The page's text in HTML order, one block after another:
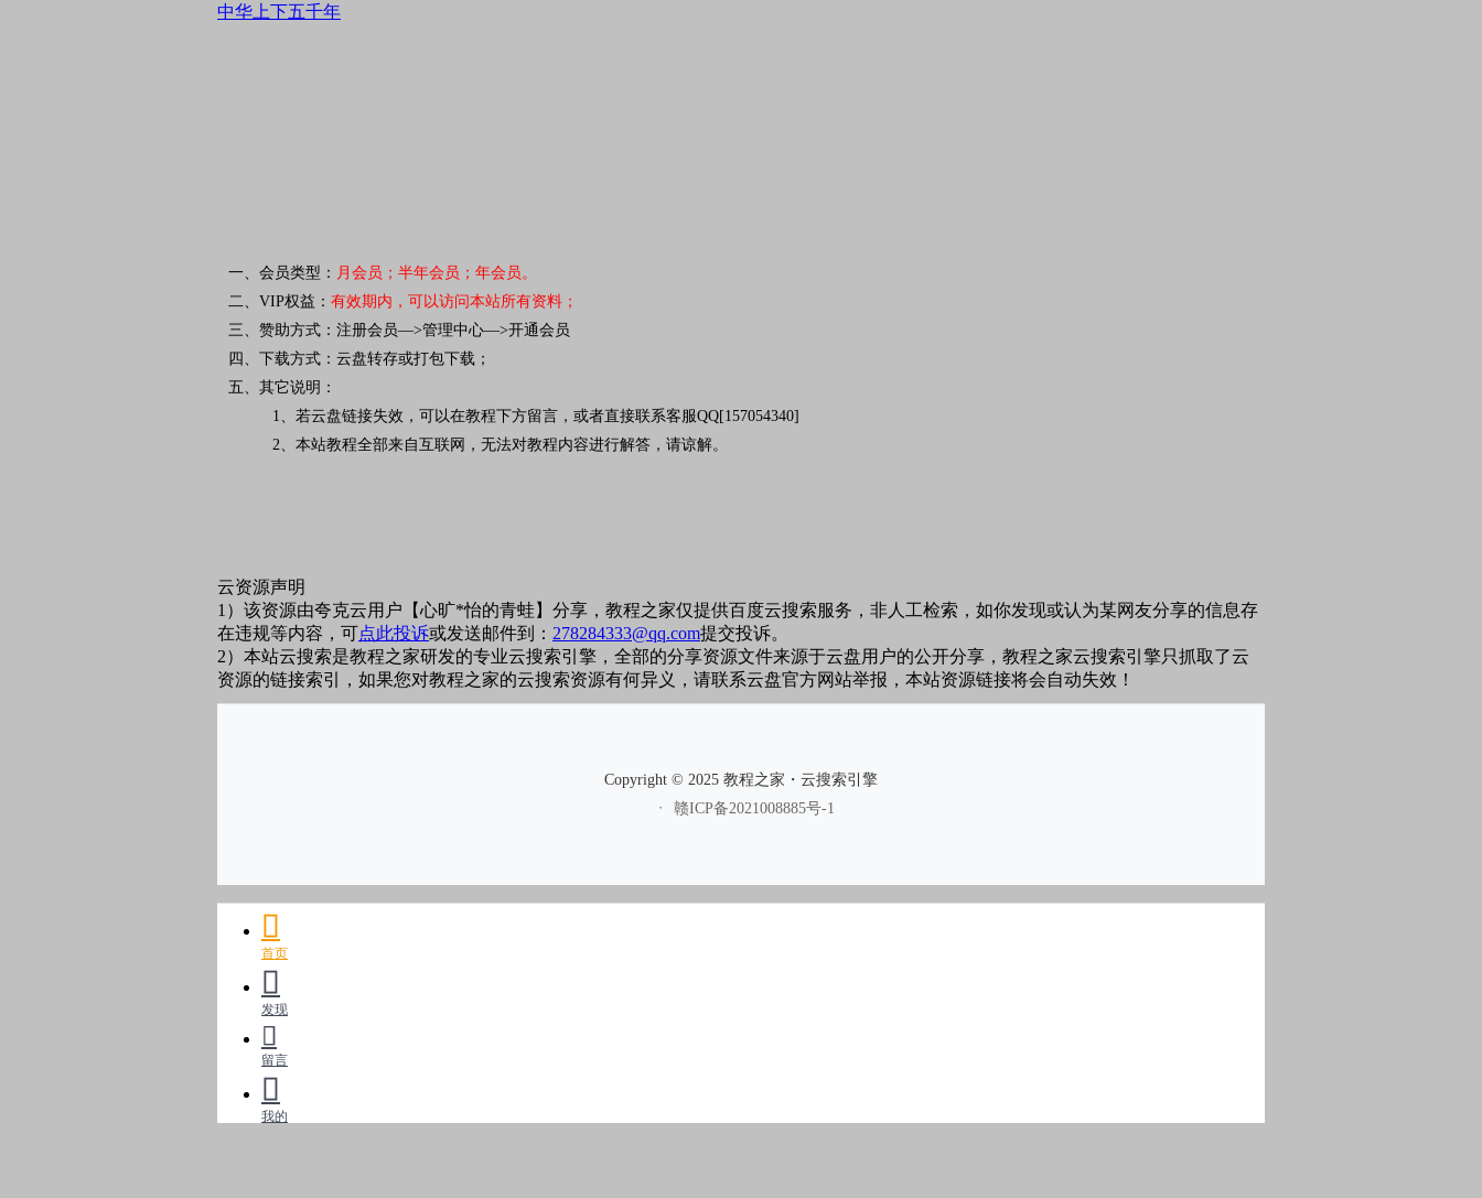
中华上下五千年
一、会员类型： 月会员；半年会员；年会员。
二、VIP权益： 有效期内，可以访问本站所有资料 ；
三、赞助方式：注册会员—>管理中心—>开通会员
四、下载方式：云盘转存或打包下载；
五、其它说明：
1、若云盘链接失效，可以在教程下方留言，或者直接联系客服QQ[157054340]
2、本站教程全部来自互联网，无法对教程内容进行解答，请谅解。
云资源声明
1）该资源由夸克云用户【心旷*怡的青蛙】分享，教程之家仅提供百度云搜索服务，非人工检索，如你发现或认为某网友分享的信息存
在违规等内容，可点此投诉或发送邮件到： 278284333@qq.com提交投诉。
2）本站云搜索是教程之家研发的专业云搜索引擎，全部的分享资源文件来源于云盘用户的公开分享，教程之家云搜索引擎只抓取了云
资源的链接索引，如果您对教程之家的云搜索资源有何异义，请联系云盘官方网站举报，本站资源链接将会自动失效！
Copyright © 2025 教程之家・云搜索引擎
・ 赣ICP备2021008885号-1
首页
发现
留言
我的